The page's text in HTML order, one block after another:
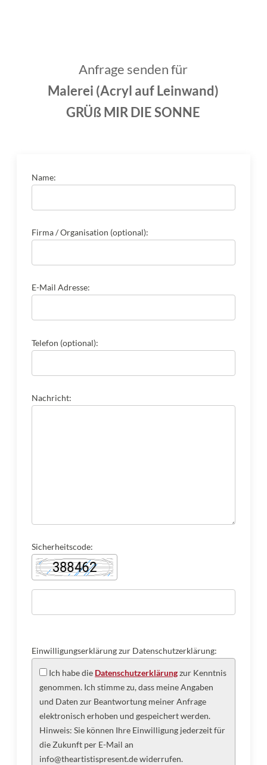
Anfrage senden für
Malerei (Acryl auf Leinwand)
GRÜß MIR DIE SONNE
Name:
Firma / Organisation (optional):
E-Mail Adresse:
Telefon (optional):
Nachricht:
Sicherheitscode:
Einwilligungserklärung zur Datenschutzerklärung:
Ich habe die Datenschutzerklärungzur Kenntnis
genommen. Ich stimme zu, dass meine Angaben
und Daten zur Beantwortung meiner Anfrage
elektronisch erhoben und gespeichert werden.
Hinweis: Sie können Ihre Einwilligung jederzeit für
die Zukunft per E-Mail an
info@theartistispresent.de widerrufen.